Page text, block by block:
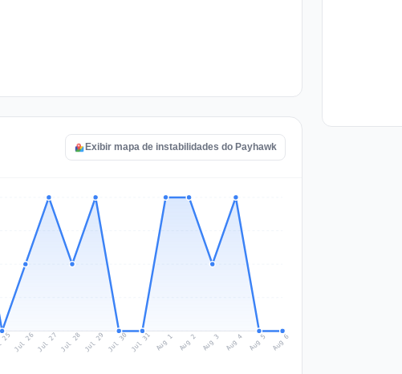
Exibir mapa de instabilidades do Payhawk
Jul 26Jul 27 Jul 28 Jul 29 Jul 30 Jul 31 Aug 1 Aug 2 Aug 3 Aug 4 Aug 5 Aug 6